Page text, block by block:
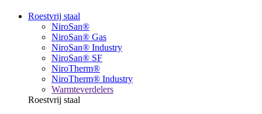
Roestvrij staal
NiroSan®
NiroSan® Gas
NiroSan® Industry
NiroSan® SF
NiroTherm®
NiroTherm® Industry
Warmteverdelers
Roestvrij staal